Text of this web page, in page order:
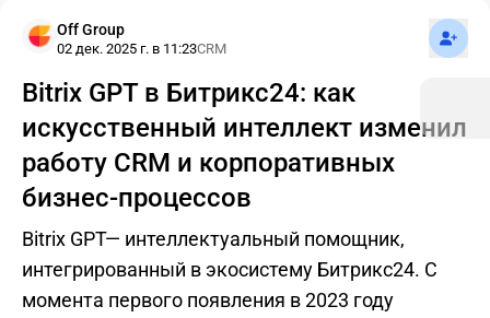
Off Group
02 дек. 2025 г. в 11:23CRM
Bitrix GPT в Битрикс24: как
искусственный интеллект изменил
работу CRM и корпоративных
бизнес-процессов
Bitrix GPT— интеллектуальный помощник,
интегрированный в экосистему Битрикс24. С
момента первого появления в 2023 году